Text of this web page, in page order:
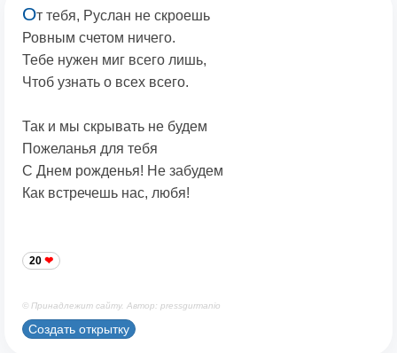
От тебя, Руслан не скроешь
Ровным счетом ничего.
Тебе нужен миг всего лишь,
Чтоб узнать о всех всего.
Так и мы скрывать не будем
Пожеланья для тебя
С Днем рожденья! Не забудем
Как встречешь нас, любя!
20
© Принадлежит сайту. Автор: pressgurmanio
Создать открытку